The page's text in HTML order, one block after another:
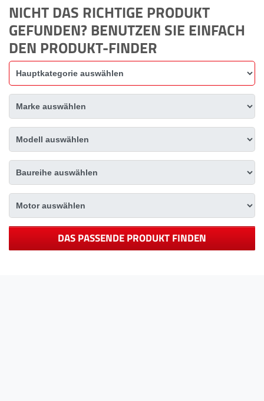
NICHT DAS RICHTIGE PRODUKT
GEFUNDEN? BENUTZEN SIE EINFACH
DEN PRODUKT-FINDER
DAS PASSENDE PRODUKT FINDEN